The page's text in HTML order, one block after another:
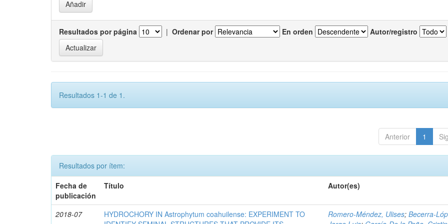
Resultados por página | Ordenar por En orden Autor/registro
Resultados 1-1 de 1.
Anterior 1
Resultados por ítem:
Fecha de
publicación
Título Autor(es)
2018-07
HYDROCHORY IN Astrophytum coahuilense: EXPERIMENT TO
Romero-Méndez, Ulises;Becerra-